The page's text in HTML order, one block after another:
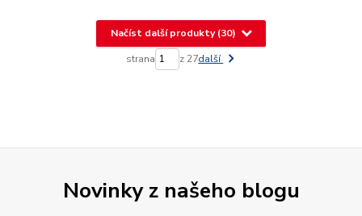
Načíst další produkty (30)
strana z 27další
Novinky z našeho blogu